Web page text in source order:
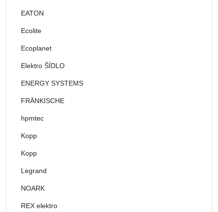
EATON
Ecolite
Ecoplanet
Elektro ŠÍDLO
ENERGY SYSTEMS
FRÄNKISCHE
hpmtec
Kopp
Kopp
Legrand
NOARK
REX elektro